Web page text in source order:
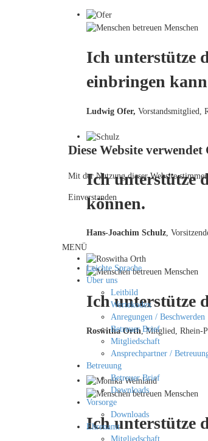
Ich unterstütze
einbringen
Ludwig Ofer, Vorstandsmitglied,
Ich unterstütze
können.
Hans-Joachim Schulz,
Ich unterstütze
Roswitha Orth, Mitglied, Rhein-
Ich unterstütze
Diese Website verwendet
Mit der Nutzung dieser Website
Einverstanden
MENÜ
Leichte Sprache
Über uns
Leitbild
Wertekodex
Anregungen / Beschwerden
Betreuer Brief
Mitgliedschaft
Ansprechpartner /
Betreuung
Betreuer Brief
Downloads
Vorsorge
Downloads
Ehrenamt
Mitgliedschaft